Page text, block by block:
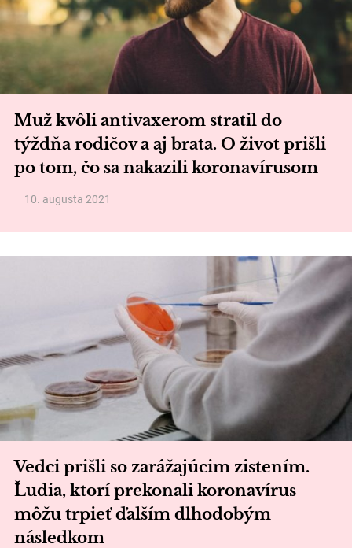
Muž kvôli antivaxerom stratil do
týždňa rodičov a aj brata. O život prišli
po tom, čo sa nakazili koronavírusom
10. augusta 2021
Vedci prišli so zarážajúcim zistením.
Ľudia, ktorí prekonali koronavírus
môžu trpieť ďalším dlhodobým
následkom